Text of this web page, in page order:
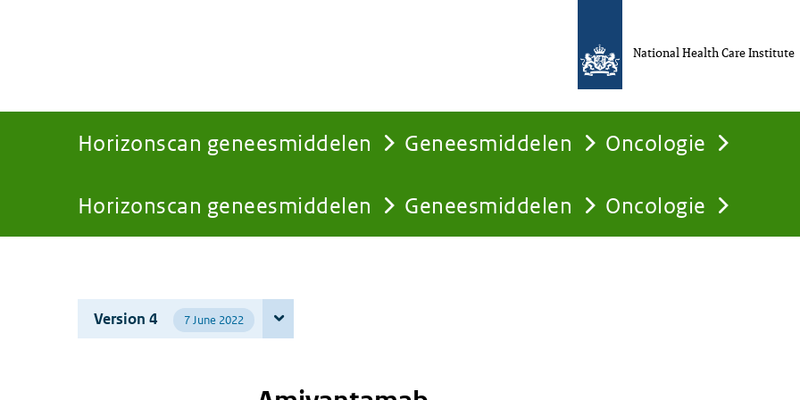
Horizonscan geneesmiddelen Geneesmiddelen Oncologie
You
here:
Horizonscan geneesmiddelen Geneesmiddelen Oncologie
National Health Care Institute
Version 4 7 June 2022